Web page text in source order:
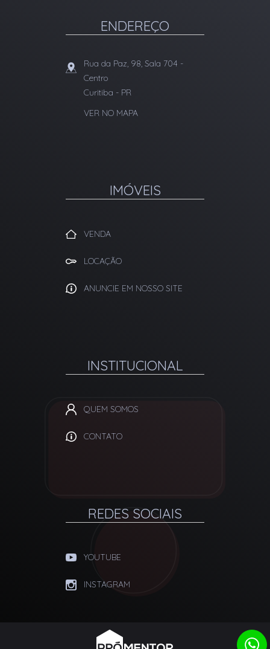
ENDEREÇO
Rua da Paz, 98, Sala 704 -
Centro
Curitiba - PR
VER NO MAPA
IMÓVEIS
VENDA
LOCAÇÃO
ANUNCIE EM NOSSO SITE
INSTITUCIONAL
QUEM SOMOS
CONTATO
REDES SOCIAIS
YOUTUBE
INSTAGRAM